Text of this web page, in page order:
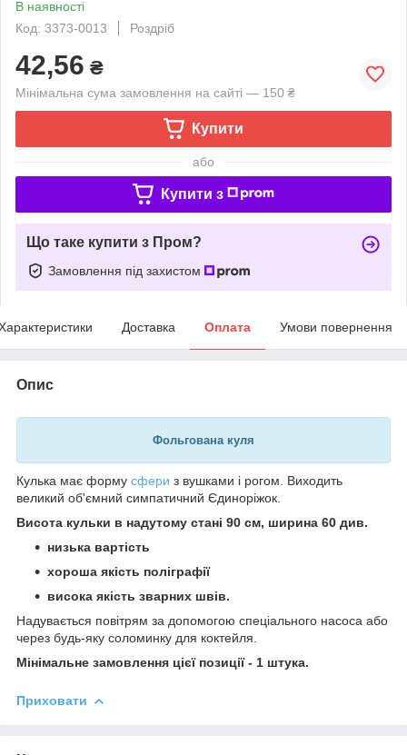
В наявності
Код: 3373-0013
Роздріб
42,56 ₴
Мінімальна сума замовлення на сайті — 150 ₴
Купити
або
Купити з
Що таке купити з Пром?
Замовлення під захистом
Доставка Оплата Умови повернення
Опис
Фольгована куля
Кулька має форму сфери з вушками і рогом. Виходить
великий об'ємний симпатичний Єдиноріжок.
Висота кульки в надутому стані 90 см, ширина 60 див.
низька вартість
хороша якість поліграфії
висока якість зварних швів.
Надувається повітрям за допомогою спеціального насоса або
через будь-яку соломинку для коктейля.
Мінімальне замовлення цієї позиції - 1 штука.
Приховати